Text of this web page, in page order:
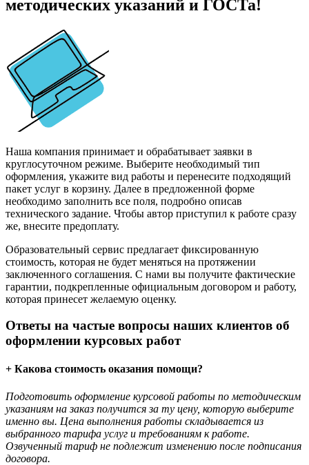
методических указаний и ГОСТа!
Наша компания принимает и обрабатывает заявки в
круглосуточном режиме. Выберите необходимый тип
оформления, укажите вид работы и перенесите подходящий
пакет услуг в корзину. Далее в предложенной форме
необходимо заполнить все поля, подробно описав
технического задание. Чтобы автор приступил к работе сразу
же, внесите предоплату.
Образовательный сервис предлагает фиксированную
стоимость, которая не будет меняться на протяжении
заключенного соглашения. С нами вы получите фактические
гарантии, подкрепленные официальным договором и работу,
которая принесет желаемую оценку.
Ответы на частые вопросы наших клиентов об
оформлении курсовых работ
+ Какова стоимость оказания помощи?
Подготовить оформление курсовой работы по методическим
указаниям на заказ получится за ту цену, которую выберите
именно вы. Цена выполнения работы складывается из
выбранного тарифа услуг и требованиям к работе.
Озвученный тариф не подлежит изменению после подписания
договора.